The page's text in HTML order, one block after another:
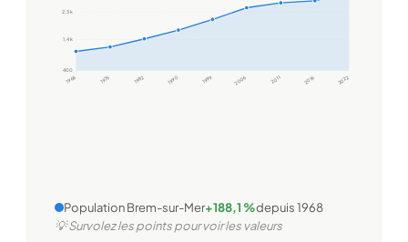
400
1,4 k
2,3 k
1968 1975 1982 1990 1999 2006 2011 2016 2022
Population Brem-sur-Mer+188,1 %depuis 1968
💡 Survolez les points pour voir les valeurs